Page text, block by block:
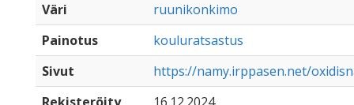
Väri
ruunikonkimo
Painotus
kouluratsastus
Sivut
https://namy.irppasen.net/